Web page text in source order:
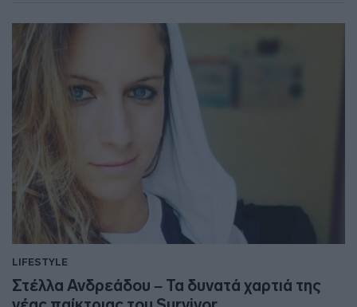
LIFESTYLE
Στέλλα Ανδρεάδου – Τα δυνατά χαρτιά της